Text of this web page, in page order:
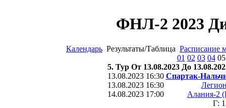
ФНЛ-2 2023
Календарь Результаты/Таблица Расписание
01 02 03 04
5. Тур От 13.08.2023 До
13.08.2023 16:30 Спартак-
13.08.2023 16:30
14.08.2023 17:00
Алания-2
Г: